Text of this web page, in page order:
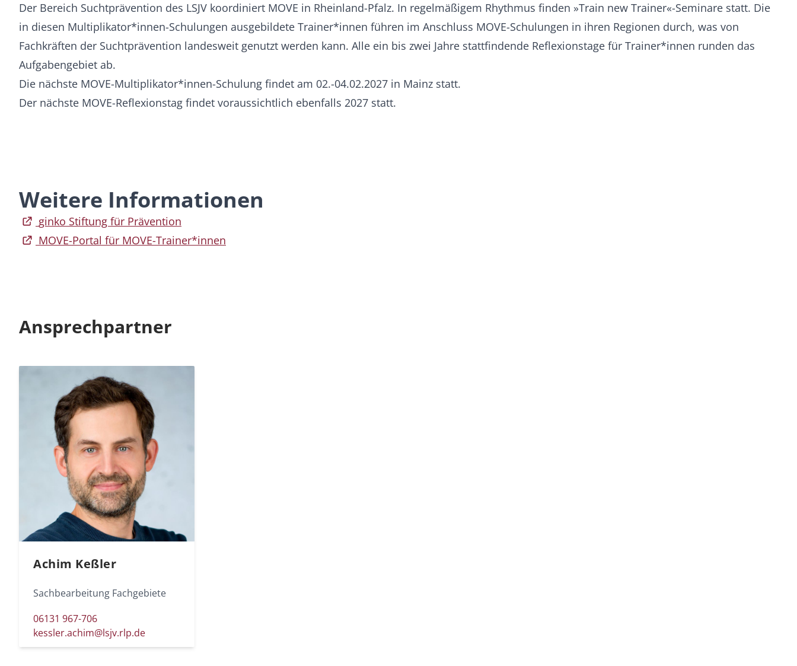
Der Bereich Suchtprävention des LSJV koordiniert MOVE in Rheinland-Pfalz. In regelmäßigem Rhythmus finden »Train new Trainer«-Seminare statt. Die
in diesen Multiplikator*innen-Schulungen ausgebildete Trainer*innen führen im Anschluss MOVE-Schulungen in ihren Regionen durch, was von
Fachkräften der Suchtprävention landesweit genutzt werden kann. Alle ein bis zwei Jahre stattfindende Reflexionstage für Trainer*innen runden das
Aufgabengebiet ab.
Die nächste MOVE-Multiplikator*innen-Schulung findet am 02.-04.02.2027 in Mainz statt.
Der nächste MOVE-Reflexionstag findet voraussichtlich ebenfalls 2027 statt.
Weitere Informationen
ginko Stiftung für Prävention
MOVE-Portal für MOVE-Trainer*innen
Ansprechpartner
Achim Keßler
Sachbearbeitung Fachgebiete
06131 967-706
kessler.achim@lsjv.rlp.de